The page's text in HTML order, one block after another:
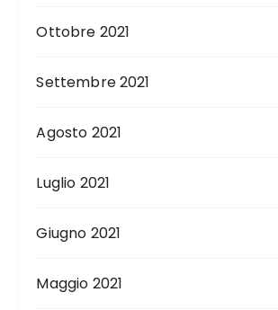
Ottobre 2021
Settembre 2021
Agosto 2021
Luglio 2021
Giugno 2021
Maggio 2021